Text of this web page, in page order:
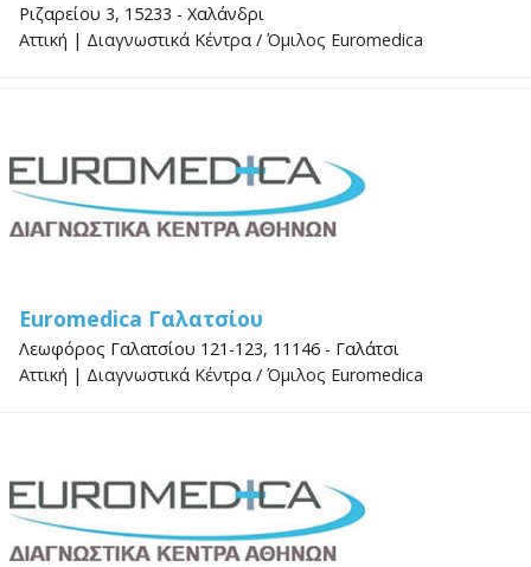
Ριζαρείου 3, 15233 - Χαλάνδρι
Αττική | Διαγνωστικά Κέντρα / Όμιλος Euromedica
Euromedica Γαλατσίου
Λεωφόρος Γαλατσίου 121-123, 11146 - Γαλάτσι
Αττική | Διαγνωστικά Κέντρα / Όμιλος Euromedica